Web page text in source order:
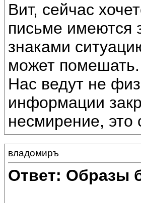
Вит, сейчас
письме имеются
знаками
может
Нас ведут не
информации
несмирение, это
владомиръ
Ответ: Образы